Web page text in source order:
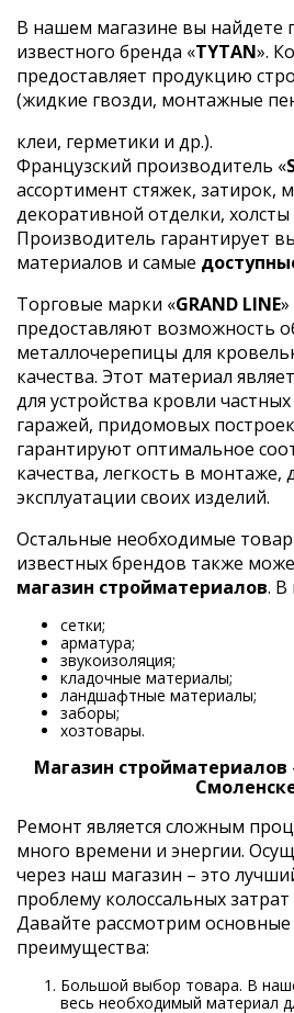
В нашем магазине вы найдете
известного бренда «TYTAN».
предоставляет продукцию
(жидкие гвозди, монтажные
клеи, герметики и др.).
Французский производитель «
ассортимент стяжек, затирок,
декоративной отделки,
Производитель гарантирует
материалов и самые
Торговые марки «GRAND LINE
предоставляют возможность
металлочерепицы для
качества. Этот материал
для устройства кровли
гаражей, придомовых
гарантируют оптимальное
качества, легкость в монтаже,
эксплуатации своих изделий.
Остальные необходимые
известных брендов также
магазин стройматериалов. В
сетки;
арматура;
звукоизоляция;
кладочные материалы;
ландшафтные материалы;
заборы;
хозтовары.
Магазин стройматериалов
Ремонт является сложным
много времени и энергии.
через наш магазин – это
проблему колоссальных
Давайте рассмотрим
преимущества:
Большой выбор товара. В
весь необходимый материал